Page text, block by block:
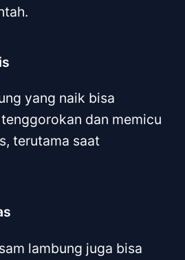
yang naik bisa
dan memicu
terutama saat
lambung juga bisa